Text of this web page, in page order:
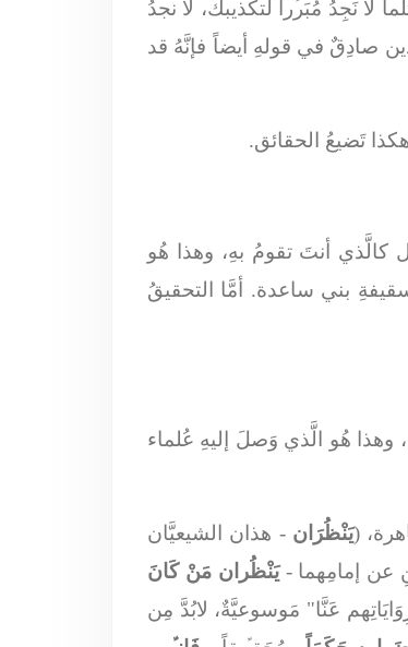
نَجِدُ مُبَرﱢراً لتكذيبكَ، لا نجدُ
صادِقٌ في قولهِ أيضاً فإنَّهُ قد
تَضيعُ الحقائق.
أنتَ تقومُ بهِ، وهذا هُو
بني ساعدة. أمَّا التحقيقُ
وهذا هُو الَّذي وَصلَ إليهِ عُلماء
(يَنْظُرَان - هذان الشيعيَّان
عن إمامِهما -يَنْظُران مَنْ كَانَ
عَنَّا" مَوسوعيَّةٌ، لابُدَّ مِن